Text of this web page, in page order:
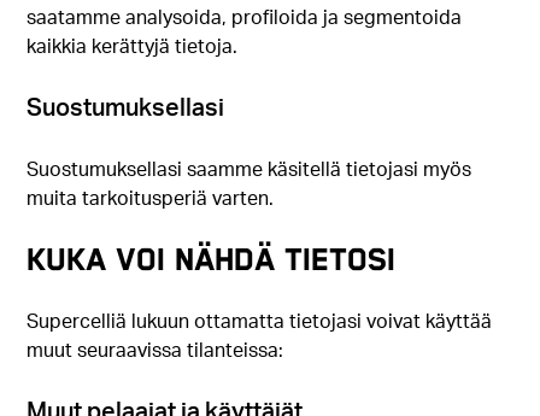
saatamme analysoida, profiloida ja segmentoida
kaikkia kerättyjä tietoja.
Suostumuksellasi
Suostumuksellasi saamme käsitellä tietojasi myös
muita tarkoitusperiä varten.
KUKA VOI NÄHDÄ TIETOSI
Supercelliä lukuun ottamatta tietojasi voivat käyttää
muut seuraavissa tilanteissa: